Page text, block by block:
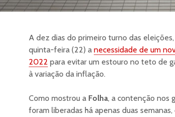
A dez dias do primeiro turno das
quinta-feira (22) a necessidade de um
2022 para evitar um estouro no teto de
à variação da inflação.
Como mostrou a Folha, a contenção nos
foram liberadas há apenas duas